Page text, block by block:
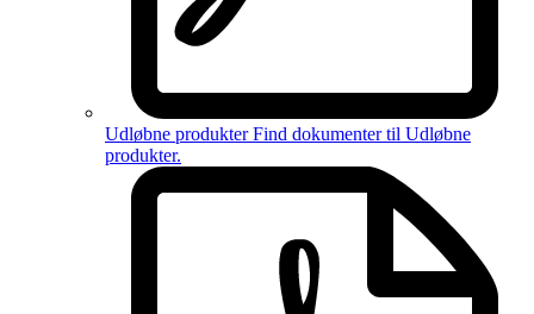
Udløbne produkter Find dokumenter til Udløbne
produkter.